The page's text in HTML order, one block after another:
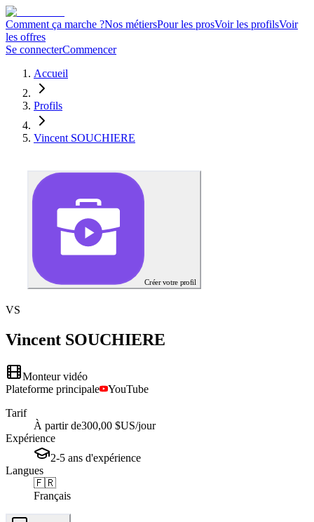
Comment ça marche ?Nos métiersPour les prosVoir les profilsVoir
les offres
Se connecterCommencer
Accueil
Profils
Vincent SOUCHIERE
Créer votre profil
VS
Vincent SOUCHIERE
Monteur vidéo
Plateforme principale
YouTube
Tarif
À partir de300,00 $US/jour
Expérience
2-5 ans d'expérience
Langues
🇫🇷
Français